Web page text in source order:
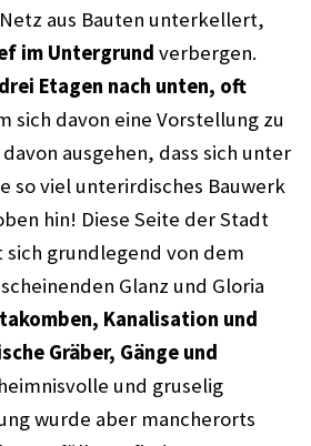
aus Bauten unterkellert,
im Untergrund verbergen.
Etagen nach unten, oft
sich davon eine Vorstellung zu
ausgehen, dass sich unter
so viel unterirdisches Bauwerk
hin! Diese Seite der Stadt
grundlegend von dem
Glanz und Gloria
Kanalisation und
Gräber, Gänge und
und gruselig
wurde aber mancherorts